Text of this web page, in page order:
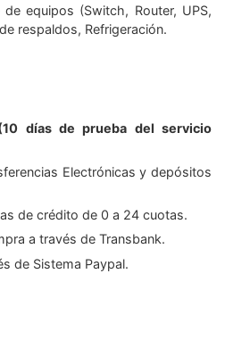
equipos (Switch, Router, UPS,
respaldos, Refrigeración.
días de prueba del servicio
Electrónicas y depósitos
de crédito de 0 a 24 cuotas.
a través de Transbank.
de Sistema Paypal.